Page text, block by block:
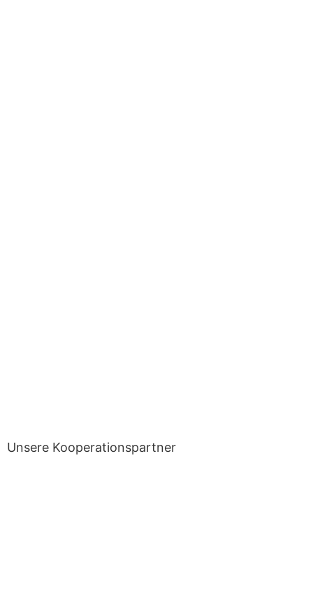
Unsere Kooperationspartner